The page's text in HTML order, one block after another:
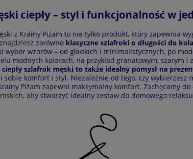
ciepły – styl i funkcjonalność w
z Krainy Piżam to nie tylko produkt, który zapewnia
zarówno klasyczne szlafroki o długości do
wybór wzorów – od gładkich i minimalistycznych, po
modnych kolorach, na przykład granatowym, szarym i
ciepły szlafrok męski to także idealny pomysł na
sobie komfort i styl. Niezależnie od tego, czy wybierzesz
Piżam zapewni maksymalny komfort. Zachęcamy do
, aby stworzyć idealny zestaw do domowego